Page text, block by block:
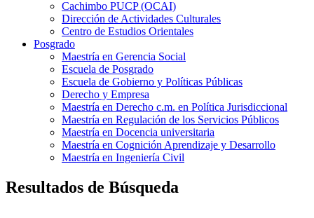
Cachimbo PUCP (OCAI)
Dirección de Actividades Culturales
Centro de Estudios Orientales
Posgrado
Maestría en Gerencia Social
Escuela de Posgrado
Escuela de Gobierno y Políticas Públicas
Derecho y Empresa
Maestría en Derecho c.m. en Política Jurisdiccional
Maestría en Regulación de los Servicios Públicos
Maestría en Docencia universitaria
Maestría en Cognición Aprendizaje y Desarrollo
Maestría en Ingeniería Civil
Resultados de Búsqueda